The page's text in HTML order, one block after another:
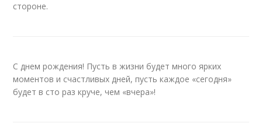
стороне.
С днем рождения! Пусть в жизни будет много ярких
моментов и счастливых дней, пусть каждое «сегодня»
будет в сто раз круче, чем «вчера»!